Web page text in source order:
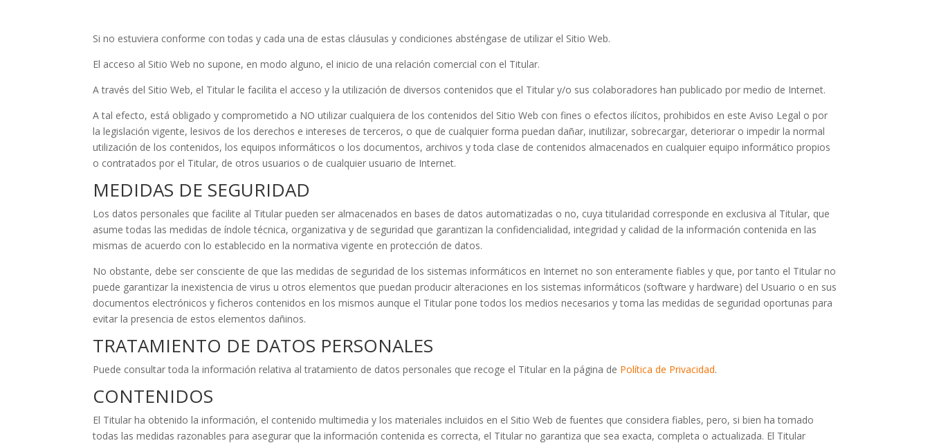
Si no estuviera conforme con todas y cada una de estas cláusulas y condiciones absténgase de utilizar el Sitio Web.
El acceso al Sitio Web no supone, en modo alguno, el inicio de una relación comercial con el Titular.
A través del Sitio Web, el Titular le facilita el acceso y la utilización de diversos contenidos que el Titular y/o sus colaboradores han publicado por medio de Internet.
A tal efecto, está obligado y comprometido a NO utilizar cualquiera de los contenidos del Sitio Web con fines o efectos ilícitos, prohibidos en este Aviso Legal o por
la legislación vigente, lesivos de los derechos e intereses de terceros, o que de cualquier forma puedan dañar, inutilizar, sobrecargar, deteriorar o impedir la normal
utilización de los contenidos, los equipos informáticos o los documentos, archivos y toda clase de contenidos almacenados en cualquier equipo informático propios
o contratados por el Titular, de otros usuarios o de cualquier usuario de Internet.
MEDIDAS DE SEGURIDAD
Los datos personales que facilite al Titular pueden ser almacenados en bases de datos automatizadas o no, cuya titularidad corresponde en exclusiva al Titular, que
asume todas las medidas de índole técnica, organizativa y de seguridad que garantizan la confidencialidad, integridad y calidad de la información contenida en las
mismas de acuerdo con lo establecido en la normativa vigente en protección de datos.
No obstante, debe ser consciente de que las medidas de seguridad de los sistemas informáticos en Internet no son enteramente fiables y que, por tanto el Titular no
puede garantizar la inexistencia de virus u otros elementos que puedan producir alteraciones en los sistemas informáticos (software y hardware) del Usuario o en sus
documentos electrónicos y ficheros contenidos en los mismos aunque el Titular pone todos los medios necesarios y toma las medidas de seguridad oportunas para
evitar la presencia de estos elementos dañinos.
TRATAMIENTO DE DATOS PERSONALES
Puede consultar toda la información relativa al tratamiento de datos personales que recoge el Titular en la página de Política de Privacidad.
CONTENIDOS
El Titular ha obtenido la información, el contenido multimedia y los materiales incluidos en el Sitio Web de fuentes que considera fiables, pero, si bien ha tomado
todas las medidas razonables para asegurar que la información contenida es correcta, el Titular no garantiza que sea exacta, completa o actualizada. El Titular